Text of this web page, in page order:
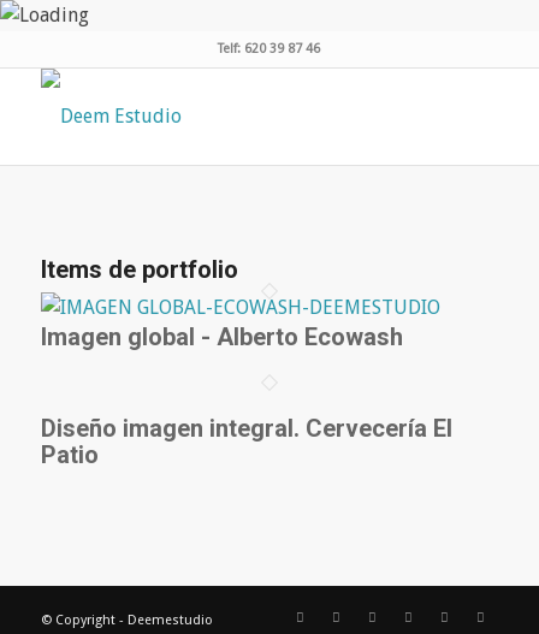
Telf: 620 39 87 46
Items de portfolio
Imagen global - Alberto Ecowash
Diseño imagen integral. Cervecería El
Patio
© Copyright - Deemestudio